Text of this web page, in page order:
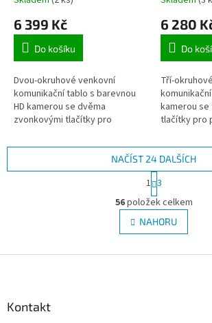
zvonková tlačítka
6 399 Kč
Do košíku
Dvou-okruhové venkovní
komunikační tablo s barevnou
HD kamerou se dvěma
zvonkovými tlačítky pro
videotelefonům COMMAX pro
např. dvougenerační domy.
tlačítka
6 280
Do
Tří-
kamerou
tlačítky pro
COMMAX
a malé
O
v
l
á
NAČÍST 24 DALŠÍCH
S
t
r
á
n
k
v
1 3
56položek celkem
NAHORU
Kontakt